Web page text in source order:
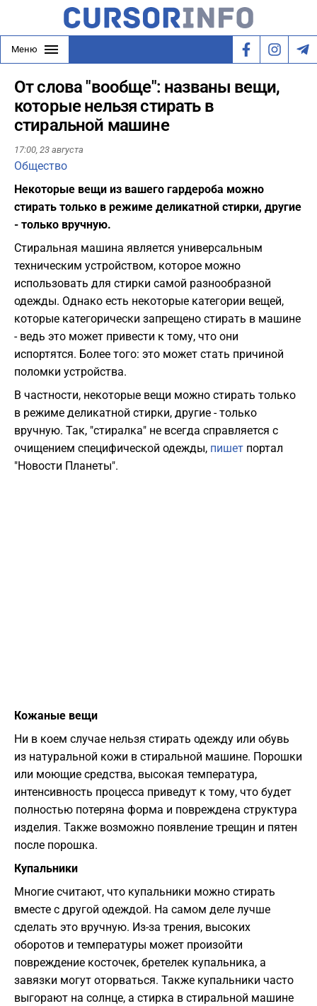
Меню
От слова "вообще": названы вещи,
которые нельзя стирать в
стиральной машине
17:00, 23 августа
Общество
Некоторые вещи из вашего гардероба можно
стирать только в режиме деликатной стирки, другие
- только вручную.
Стиральная машина является универсальным
техническим устройством, которое можно
использовать для стирки самой разнообразной
одежды. Однако есть некоторые категории вещей,
которые категорически запрещено стирать в машине
- ведь это может привести к тому, что они
испортятся. Более того: это может стать причиной
поломки устройства.
В частности, некоторые вещи можно стирать только
в режиме деликатной стирки, другие - только
вручную. Так, "стиралка" не всегда справляется с
очищением специфической одежды, пишет портал
"Новости Планеты".
Кожаные вещи
Ни в коем случае нельзя стирать одежду или обувь
из натуральной кожи в стиральной машине. Порошки
или моющие средства, высокая температура,
интенсивность процесса приведут к тому, что будет
полностью потеряна форма и повреждена структура
изделия. Также возможно появление трещин и пятен
после порошка.
Купальники
Многие считают, что купальники можно стирать
вместе с другой одеждой. На самом деле лучше
сделать это вручную. Из-за трения, высоких
оборотов и температуры может произойти
повреждение косточек, бретелек купальника, а
завязки могут оторваться. Также купальники часто
выгорают на солнце, а стирка в стиральной машине